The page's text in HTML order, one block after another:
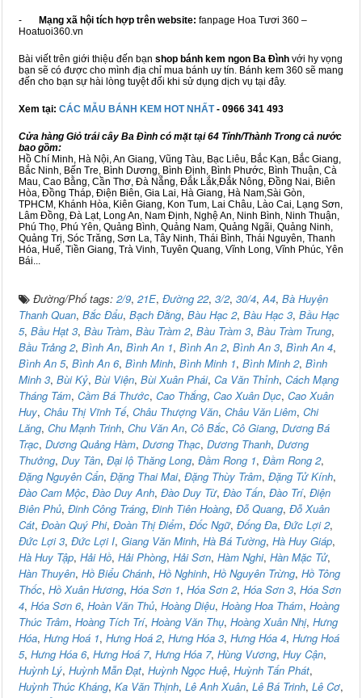
- Mạng xã hội tích hợp trên website: fanpage Hoa Tươi 360 –
Hoatuoi360.vn
Bài viết trên giới thiệu đến bạn shop bánh kem ngon Ba Đình với hy vọng
bạn sẽ có được cho mình địa chỉ mua bánh uy tín. Bánh kem 360 sẽ mang
đến cho bạn sự hài lòng tuyệt đối khi sử dụng dịch vụ tại đây.
Xem tại: CÁC MẪU BÁNH KEM HOT NHẤT- 0966 341 493
Cửa hàng Giỏ trái cây Ba Đình có mặt tại 64 Tỉnh/Thành Trong cả nước
bao gồm:
Hồ Chí Minh, Hà Nội, An Giang, Vũng Tàu, Bạc Liêu, Bắc Kạn, Bắc Giang,
Bắc Ninh, Bến Tre, Bình Dương, Bình Định, Bình Phước, Bình Thuận, Cà
Mau, Cao Bằng, Cần Thơ, Đà Nẵng, Đắk Lắk,Đắk Nông, Đồng Nai, Biên
Hòa, Đồng Tháp, Điện Biên, Gia Lai, Hà Giang, Hà Nam,Sài Gòn,
TPHCM, Khánh Hòa, Kiên Giang, Kon Tum, Lai Châu, Lào Cai, Lạng Sơn,
Lâm Đồng, Đà Lạt, Long An, Nam Định, Nghệ An, Ninh Bình, Ninh Thuận,
Phú Thọ, Phú Yên, Quảng Bình, Quảng Nam, Quảng Ngãi, Quảng Ninh,
Quảng Trị, Sóc Trăng, Sơn La, Tây Ninh, Thái Bình, Thái Nguyên, Thanh
Hóa, Huế, Tiền Giang, Trà Vinh, Tuyên Quang, Vĩnh Long, Vĩnh Phúc, Yên
Bái...
Đường/Phố tags: 2/9, 21E, Đường 22, 3/2, 30/4,A4, Bà Huyện
Thanh Quan, Bắc Đẩu, Bạch Đằng, Bàu Hạc 2, Bàu Hạc 3, Bầu Hạc
5, Bầu Hạt 3, Bàu Tràm, Bàu Tràm 2, Bàu Tràm 3, Bàu Tràm Trung,
Bầu Trảng 2, Bình An, Bình An 1, Bình An 2, Bình An 3, Bình An 4,
Bình An 5, Bình An 6, Bình Minh, Bình Minh 1, Bình Minh 2, Bình
Minh 3, Bùi Kỷ, Bùi Viện, Bùi Xuân Phái, Ca Văn Thỉnh, Cách Mạng
Tháng Tám, Cầm Bá Thước, Cao Thắng, Cao Xuân Dục, Cao Xuân
Huy, Châu Thị Vĩnh Tế, Châu Thượng Văn, Châu Văn Liêm, Chi
Lăng, Chu Mạnh Trinh, Chu Văn An, Cô Bắc, Cô Giang, Dương Bá
Trạc, Dương Quảng Hàm, Dương Thạc, Dương Thanh, Dương
Thưởng, Duy Tân, Đại lộ Thăng Long, Đầm Rong 1, Đầm Rong 2,
Đặng Nguyên Cẩn, Đặng Thai Mai, Đặng Thùy Trâm, Đặng Tử Kính,
Đào Cam Mộc, Đào Duy Anh, Đào Duy Từ, Đào Tấn, Đào Trí, Điện
Biên Phủ, Đinh Công Tráng, Đinh Tiên Hoàng, Đỗ Quang, Đỗ Xuân
Cát, Đoàn Quý Phi, Đoàn Thị Điểm, Đốc Ngữ, Đống Đa, Đức Lợi 2,
Đức Lợi 3, Đức Lợi I, Giang Văn Minh, Hà Bá Tường, Hà Huy Giáp,
Hà Huy Tập, Hải Hồ, Hải Phòng, Hải Sơn, Hàm Nghi, Hàn Mặc Tử,
Hàn Thuyên, Hồ Biểu Chánh, Hồ Nghinh, Hồ Nguyên Trừng, Hồ Tông
Thốc, Hồ Xuân Hương, Hóa Sơn 1, Hóa Sơn 2, Hóa Sơn 3, Hóa Sơn
4, Hóa Sơn 6, Hoàn Văn Thủ, Hoàng Diệu, Hoàng Hoa Thám, Hoàng
Thúc Trâm, Hoàng Tích Trí, Hoàng Văn Thụ, Hoàng Xuân Nhị, Hưng
Hóa, Hưng Hoá 1, Hưng Hoá 2, Hưng Hóa 3, Hưng Hóa 4, Hưng Hoá
5, Hưng Hóa 6, Hưng Hoá 7, Hưng Hóa 7, Hùng Vương, Huy Cận,
Huỳnh Lý, Huỳnh Mẫn Đạt, Huỳnh Ngọc Huệ, Huỳnh Tấn Phát,
Huỳnh Thúc Kháng, Ka Văn Thịnh, Lê Anh Xuân, Lê Bá Trinh, Lê Cơ,